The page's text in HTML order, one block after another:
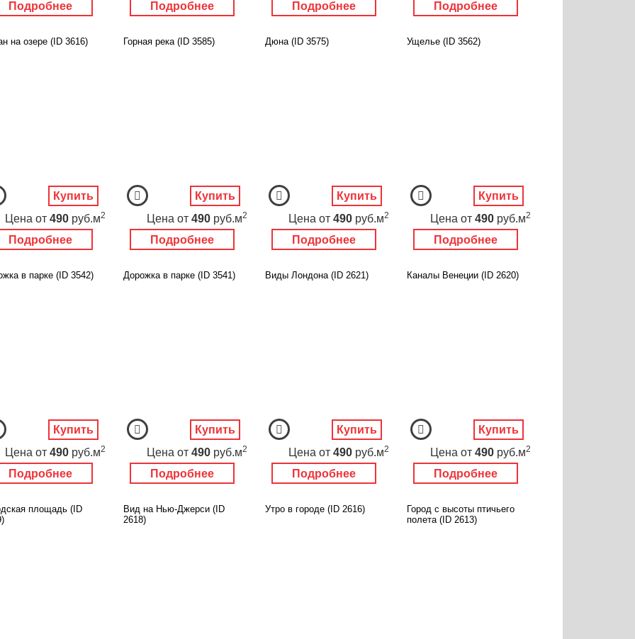
Подробнее Подробнее Подробнее Подробнее
на озере (ID 3616)
Подробнее
Цена от 490 руб.м2
Купить
Горная река (ID 3585)
Подробнее
Цена от 490 руб.м2
Купить
Дюна (ID 3575)
Подробнее
Цена от 490 руб.м2
Купить
Ущелье (ID 3562)
Подробнее
Цена от 490 руб.м2
Купить
в парке (ID 3542)
Подробнее
Цена от 490 руб.м2
Купить
Дорожка в парке (ID 3541)
Подробнее
Цена от 490 руб.м2
Купить
Виды Лондона (ID 2621)
Подробнее
Цена от 490 руб.м2
Купить
Каналы Венеции (ID 2620)
Подробнее
Цена от 490 руб.м2
Купить
площадь (ID
Вид на Нью-Джерси (ID
2618)
Утро в городе (ID 2616)
Город с высоты птичьего
полета (ID 2613)